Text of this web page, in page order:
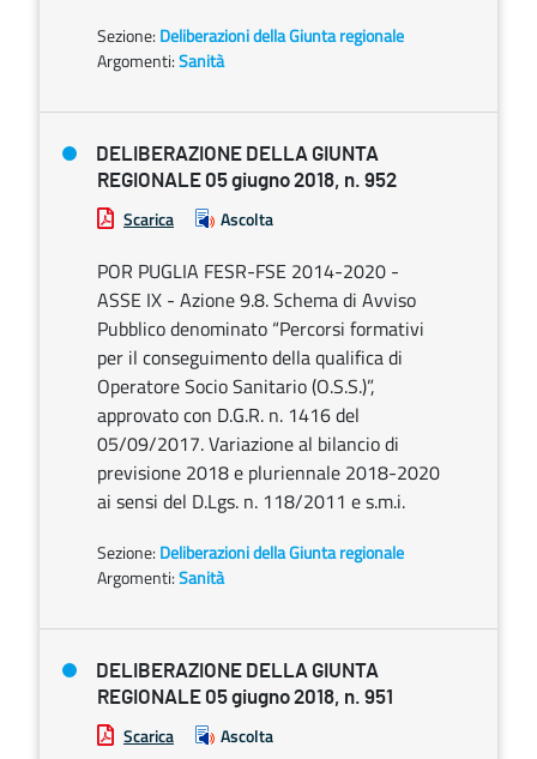
Sezione: Deliberazioni della Giunta regionale
Argomenti:Sanità
DELIBERAZIONE DELLA GIUNTA
REGIONALE 05 giugno 2018, n. 952
Scarica Ascolta
POR PUGLIA FESR-FSE 2014-2020 -
ASSE IX - Azione 9.8. Schema di Avviso
Pubblico denominato “Percorsi formativi
per il conseguimento della qualifica di
Operatore Socio Sanitario (O.S.S.)”,
approvato con D.G.R. n. 1416 del
05/09/2017. Variazione al bilancio di
previsione 2018 e pluriennale 2018-2020
ai sensi del D.Lgs. n. 118/2011 e s.m.i.
Sezione: Deliberazioni della Giunta regionale
Argomenti:Sanità
DELIBERAZIONE DELLA GIUNTA
REGIONALE 05 giugno 2018, n. 951
Scarica Ascolta